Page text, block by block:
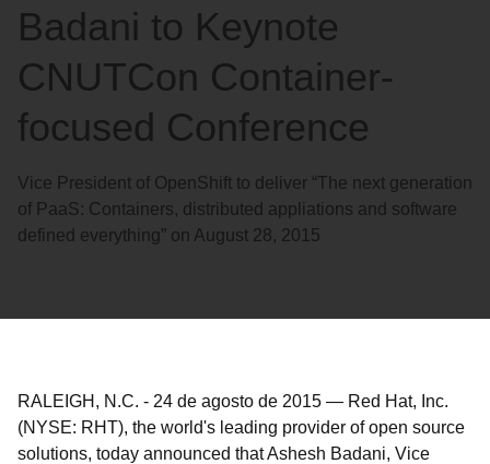
Badani to Keynote
CNUTCon Container-
focused Conference
Vice President of OpenShift to deliver “The next generation
of PaaS: Containers, distributed appliations and software
defined everything” on August 28, 2015
RALEIGH, N.C. - 24 de agosto de 2015 — Red Hat, Inc.
(NYSE: RHT), the world's leading provider of open source
solutions, today announced that Ashesh Badani, Vice